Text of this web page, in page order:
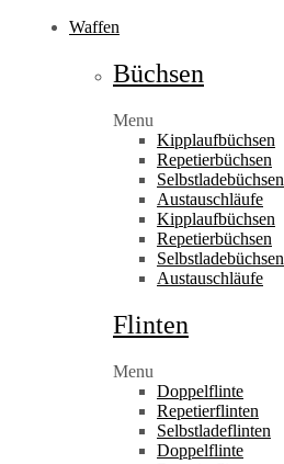
Waffen
Büchsen
Menu
Kipplaufbüchsen
Repetierbüchsen
Selbstladebüchsen
Austauschläufe
Kipplaufbüchsen
Repetierbüchsen
Selbstladebüchsen
Austauschläufe
Flinten
Menu
Doppelflinte
Repetierflinten
Selbstladeflinten
Doppelflinte